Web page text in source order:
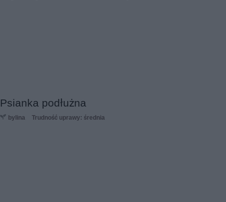
Psianka podłużna
bylina Trudność uprawy: średnia